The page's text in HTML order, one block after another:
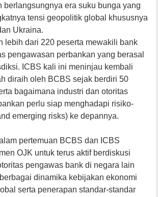
berlangsungnya era suku bunga yang
tensi geopolitik global khususnya
Ukraina.
lebih dari 220 peserta mewakili bank
pengawasan perbankan yang berasal
ICBS kali ini meninjau kembali
diraih oleh BCBS sejak berdiri 50
bagaimana industri dan otoritas
perlu siap menghadapi risiko-
emerging risks) ke depannya.
pertemuan BCBS dan ICBS
OJK untuk terus aktif berdiskusi
pengawas bank di negara lain
dinamika kebijakan ekonomi
serta penerapan standar-standar